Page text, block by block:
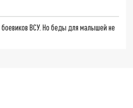
ВСУ. Но беды для малышей не